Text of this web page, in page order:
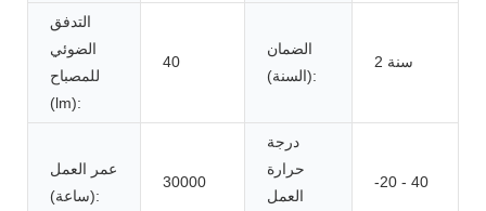
التدفق
الضوئي
للمصباح
(lm):
40
الضمان
(السنة):
2 سنة
عمر العمل
(ساعة):
30000
درجة
حرارة
العمل
-20 - 40